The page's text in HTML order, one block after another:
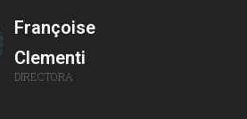
Françoise
Clementi
DIRECTORA